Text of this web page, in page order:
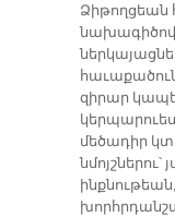
Ձիթողցեան
նախագիծով
զիրար
մեծադիր